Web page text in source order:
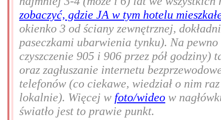
zobaczyć, gdzie JA w tym hotelu
okienko 3 od ściany zewnętrznej,
paseczkami ubarwienia tynku). Na
czyszczenie 905 i 906 przez pół godziny)
oraz zagłuszanie internetu
telefonów (co ciekawe, wiedział o nim
lokalnie). Więcej w foto/wideo w
światło jest to prawie punkt.